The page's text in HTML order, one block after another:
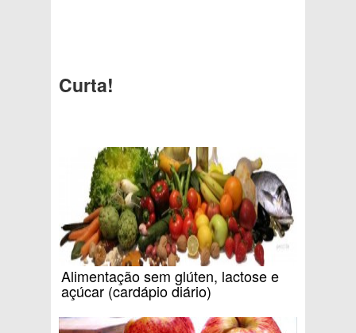
Curta!
Alimentação sem glúten, lactose e
açúcar (cardápio diário)